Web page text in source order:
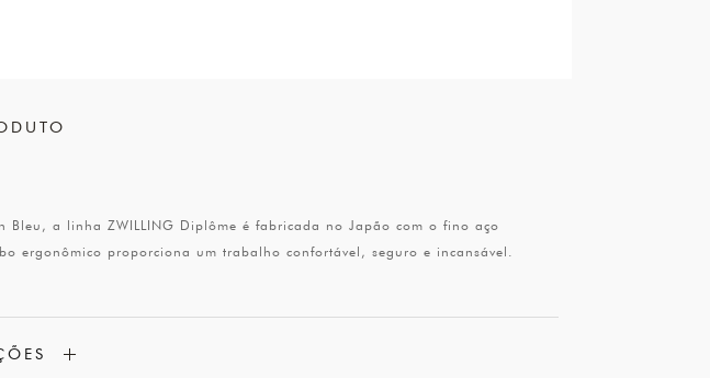
a linha ZWILLING Diplôme é fabricada no Japão com o fino aço
ergonômico proporciona um trabalho confortável, seguro e incansável.